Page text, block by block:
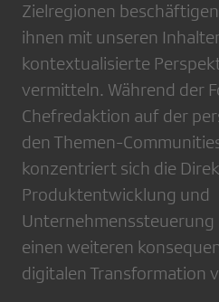
Zielregionen
ihnen mit unseren
kontextualisierte
vermitteln. Während der
Chefredaktion auf der
den Themen-
konzentriert sich die
Produktentwicklung und
einen weiteren
digitalen Transformation